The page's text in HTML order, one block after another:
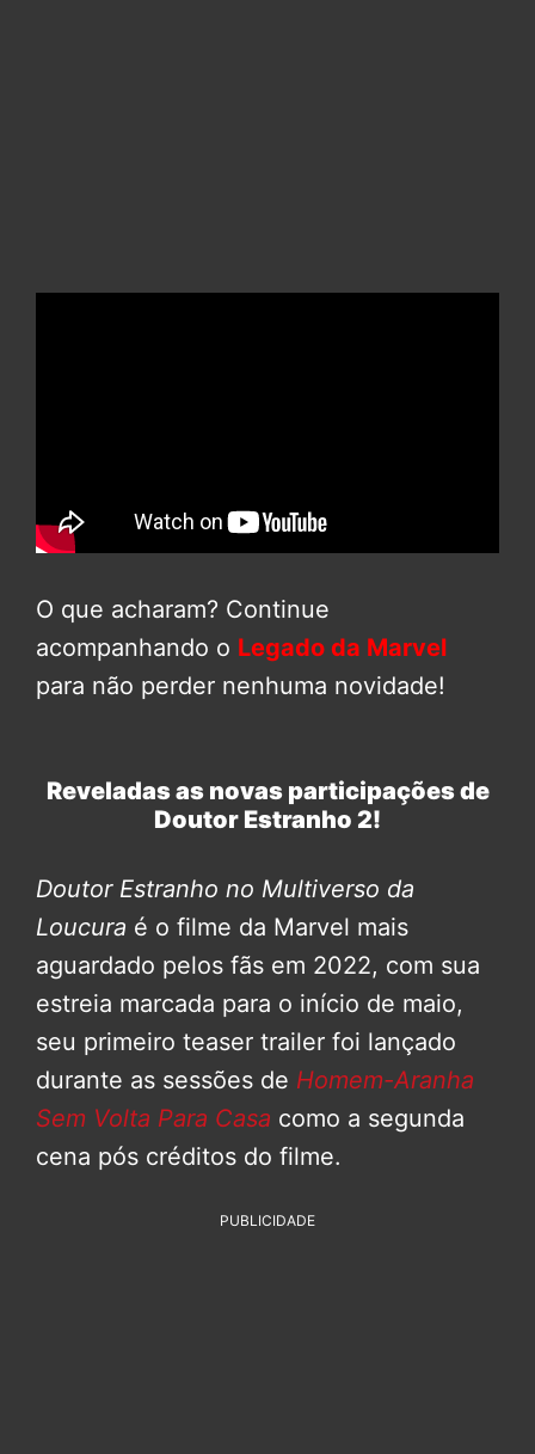
O que acharam? Continue
acompanhando o Legado da Marvel
para não perder nenhuma novidade!
Reveladas as novas participações de
Doutor Estranho 2!
Doutor Estranho no Multiverso da
Loucura é o filme da Marvel mais
aguardado pelos fãs em 2022, com sua
estreia marcada para o início de maio,
seu primeiro teaser trailer foi lançado
durante as sessões de Homem-Aranha
Sem Volta Para Casa como a segunda
cena pós créditos do filme.
PUBLICIDADE